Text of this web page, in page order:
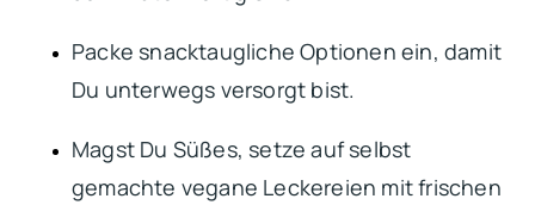
Packe snacktaugliche Optionen ein, damit
Du unterwegs versorgt bist.
Magst Du Süßes, setze auf selbst
gemachte vegane Leckereien mit frischen